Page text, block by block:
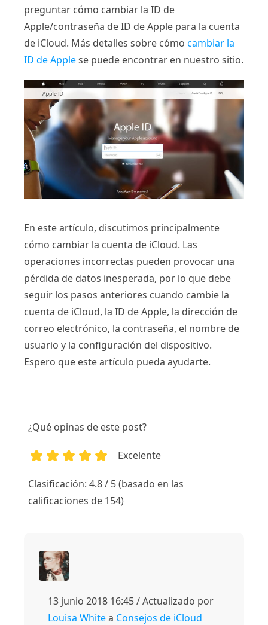
preguntar cómo cambiar la ID de
Apple/contraseña de ID de Apple para la cuenta
de iCloud. Más detalles sobre cómo cambiar la
ID de Applese puede encontrar en nuestro sitio.
En este artículo, discutimos principalmente
cómo cambiar la cuenta de iCloud. Las
operaciones incorrectas pueden provocar una
pérdida de datos inesperada, por lo que debe
seguir los pasos anteriores cuando cambie la
cuenta de iCloud, la ID de Apple, la dirección de
correo electrónico, la contraseña, el nombre de
usuario y la configuración del dispositivo.
Espero que este artículo pueda ayudarte.
¿Qué opinas de este post?
Excelente
Clasificación: 4.8 / 5 (basado en las
calificaciones de 154)
13 junio 2018 16:45 / Actualizado por
Louisa Whitea Consejos de iCloud